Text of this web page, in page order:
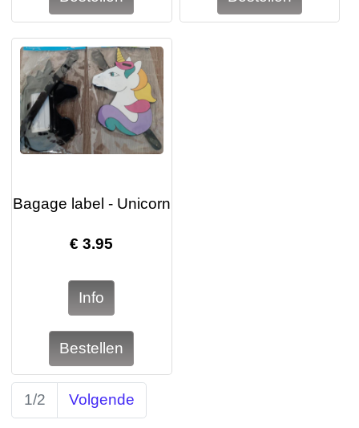
Bagage label - Unicorn
€3.95
1/2 Volgende